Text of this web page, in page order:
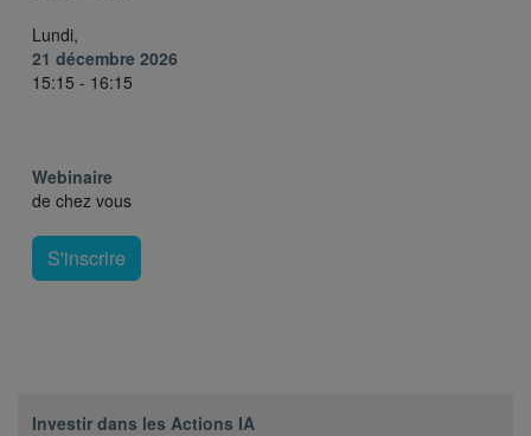
Lundi,
21 décembre 2026
15:15 - 16:15
Webinaire
de chez vous
S'inscrire
Investir dans les Actions IA